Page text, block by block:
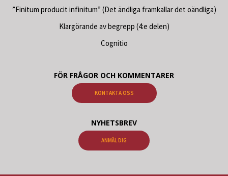
”Finitum producit infinitum” (Det ändliga framkallar det oändliga)
Klargörande av begrepp (4:e delen)
Cognitio
FÖR FRÅGOR OCH KOMMENTARER
KONTAKTA OSS
NYHETSBREV
ANMÄL DIG